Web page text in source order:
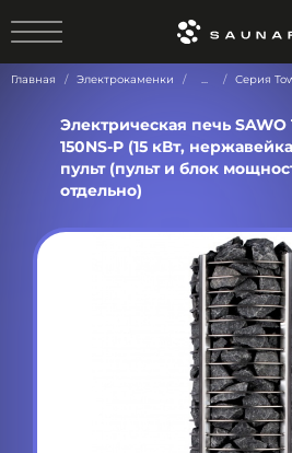
Главная Электрокаменки ... Серия
Электрическая печь SAWO
150NS-P (15 кВт,
пульт (пульт и блок
отдельно)